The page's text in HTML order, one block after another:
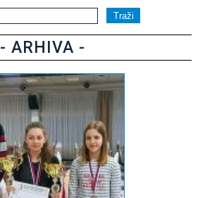
- ARHIVA -